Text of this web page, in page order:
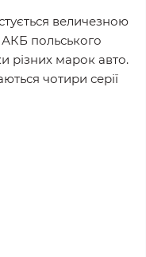
величезною
АКБ польського
різних марок авто.
чотири серії